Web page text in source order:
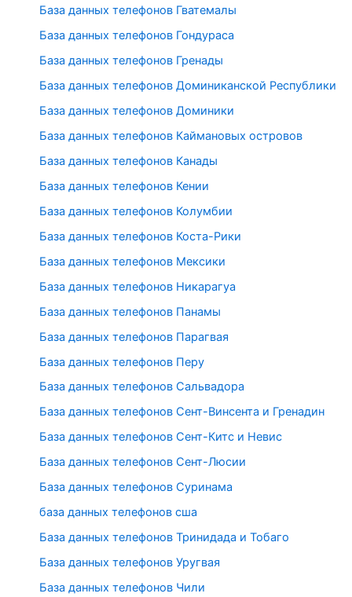
База данных телефонов Гватемалы
База данных телефонов Гондураса
База данных телефонов Гренады
База данных телефонов Доминиканской Республики
База данных телефонов Доминики
База данных телефонов Каймановых островов
База данных телефонов Канады
База данных телефонов Кении
База данных телефонов Колумбии
База данных телефонов Коста-Рики
База данных телефонов Мексики
База данных телефонов Никарагуа
База данных телефонов Панамы
База данных телефонов Парагвая
База данных телефонов Перу
База данных телефонов Сальвадора
База данных телефонов Сент-Винсента и Гренадин
База данных телефонов Сент-Китс и Невис
База данных телефонов Сент-Люсии
База данных телефонов Суринама
база данных телефонов сша
База данных телефонов Тринидада и Тобаго
База данных телефонов Уругвая
База данных телефонов Чили